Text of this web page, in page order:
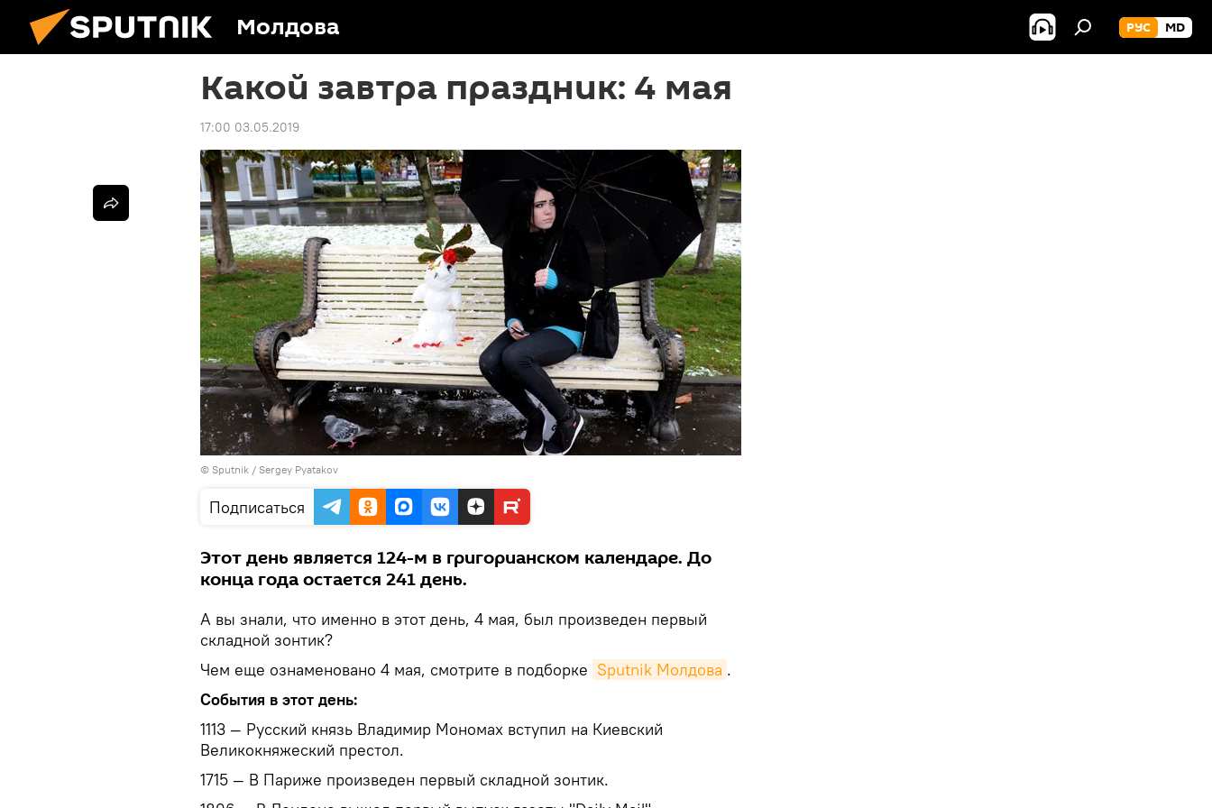
Молдова РУС MD
Какой завтра праздник: 4 мая
17:00 03.05.2019
© Sputnik / Sergey Pyatakov
Подписаться
Этот день является 124-м в григорианском календаре. До
конца года остается 241 день.
А вы знали, что именно в этот день, 4 мая, был произведен первый
складной зонтик?
Чем еще ознаменовано 4 мая, смотрите в подборке Sputnik Молдова .
События в этот день:
1113 — Русский князь Владимир Мономах вступил на Киевский
Великокняжеский престол.
1715 — В Париже произведен первый складной зонтик.